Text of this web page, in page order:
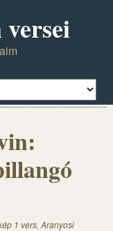
1 vers, Aranyosi